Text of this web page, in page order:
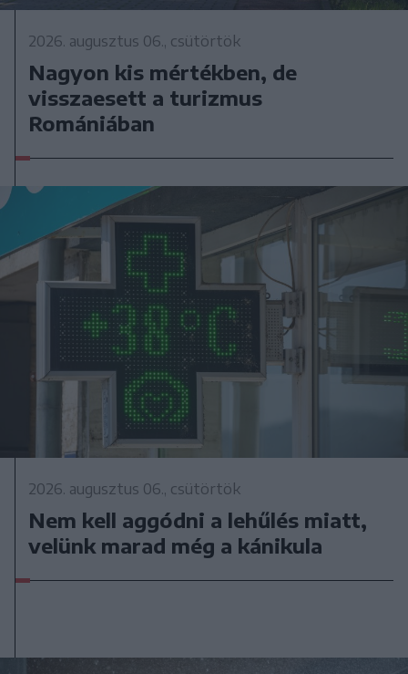
2026. augusztus 06., csütörtök
Nagyon kis mértékben, de
visszaesett a turizmus
Romániában
2026. augusztus 06., csütörtök
Nem kell aggódni a lehűlés miatt,
velünk marad még a kánikula